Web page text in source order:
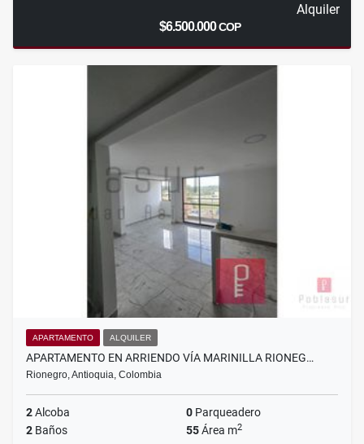
Alquiler
$6.500.000COP
APARTAMENTO ALQUILER
APARTAMENTO EN ARRIENDO VÍA MARINILLA RIONEG…
Rionegro, Antioquia, Colombia
2Alcoba 0 Parqueadero
2 Baños 55Área m2